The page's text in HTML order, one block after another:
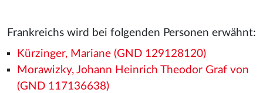
Frankreichs wird bei folgenden Personen erwähnt:
Kürzinger, Mariane (GND 129128120)
Morawizky, Johann Heinrich Theodor Graf von
(GND 117136638)